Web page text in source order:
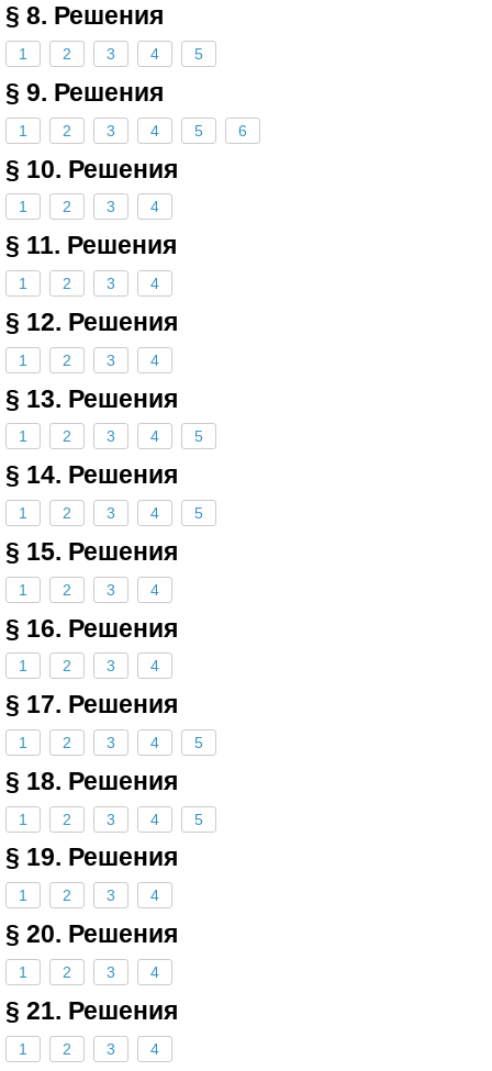
§ 8. Решения
1 2 3 4 5
§ 9. Решения
1 2 3 4 5 6
§ 10. Решения
1 2 3 4
§ 11. Решения
1 2 3 4
§ 12. Решения
1 2 3 4
§ 13. Решения
1 2 3 4 5
§ 14. Решения
1 2 3 4 5
§ 15. Решения
1 2 3 4
§ 16. Решения
1 2 3 4
§ 17. Решения
1 2 3 4 5
§ 18. Решения
1 2 3 4 5
§ 19. Решения
1 2 3 4
§ 20. Решения
1 2 3 4
§ 21. Решения
1 2 3 4